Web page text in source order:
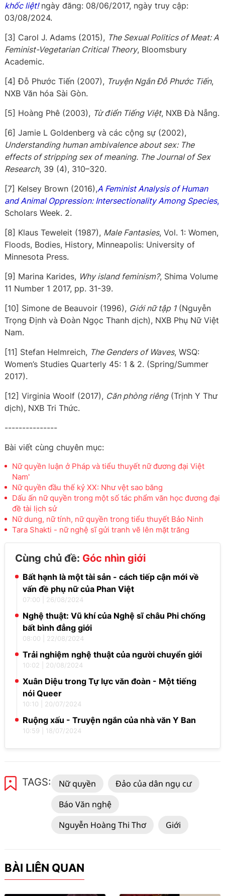
khốc liệt!ngày đăng: 08/06/2017, ngày truy cập:
03/08/2024.
[3] Carol J. Adams (2015), The Sexual Politics of Meat: A
Feminist-Vegetarian Critical Theory, Bloomsbury
Academic.
[4] Đỗ Phước Tiến (2007), Truyện Ngắn Đỗ Phước Tiến,
NXB Văn hóa Sài Gòn.
[5] Hoàng Phê (2003), Từ điển Tiếng Việt, NXB Đà Nẵng.
[6] Jamie L Goldenberg và các cộng sự (2002),
Understanding human ambivalence about sex: The
effects of stripping sex of meaning. The Journal of Sex
Research, 39 (4), 310–320.
[7] Kelsey Brown (2016),A Feminist Analysis of Human
and Animal Oppression: Intersectionality Among Species,
Scholars Week. 2.
[8] Klaus Teweleit (1987), Male Fantasies, Vol. 1: Women,
Floods, Bodies, History, Minneapolis: University of
Minnesota Press.
[9] Marina Karides, Why island feminism?, Shima Volume
11 Number 1 2017, pp. 31-39.
[10] Simone de Beauvoir (1996), Giới nữ tập 1(Nguyễn
Trọng Định và Đoàn Ngọc Thanh dịch), NXB Phụ Nữ Việt
Nam.
[11] Stefan Helmreich, The Genders of Waves, WSQ:
Women’s Studies Quarterly 45: 1 & 2. (Spring/Summer
2017).
[12] Virginia Woolf (2017), Căn phòng riêng(Trịnh Y Thư
dịch), NXB Tri Thức.
---------------
Bài viết cùng chuyên mục:
Nữ quyền luận ở Pháp và tiểu thuyết nữ đương đại Việt
Nam'
Nữ quyền đầu thế kỷ XX: Như vệt sao băng
Dấu ấn nữ quyền trong một số tác phẩm văn học đương đại
đề tài lịch sử
Nữ dung, nữ tính, nữ quyền trong tiểu thuyết Bảo Ninh
Tara Shakti - nữ nghệ sĩ gửi tranh vẽ lên mặt trăng
Cùng chủ đề: Góc nhìn giới
Bất hạnh là một tài sản - cách tiếp cận mới về
vấn đề phụ nữ của Phan Việt
07:00 26/08/2024
Nghệ thuật: Vũ khí của Nghệ sĩ châu Phi chống
bất bình đẳng giới
08:00 22/08/2024
Trải nghiệm nghệ thuật của người chuyển giới
10:02 20/08/2024
Xuân Diệu trong Tự lực văn đoàn - Một tiếng
nói Queer
10:10 20/07/2024
Ruộng xấu - Truyện ngắn của nhà văn Y Ban
10:59 18/07/2024
TAGS: Nữ quyền
Đảo của dân ngụ cư
Báo Văn nghệ
Nguyễn Hoàng Thi Thơ
Giới
BÀI LIÊN QUAN